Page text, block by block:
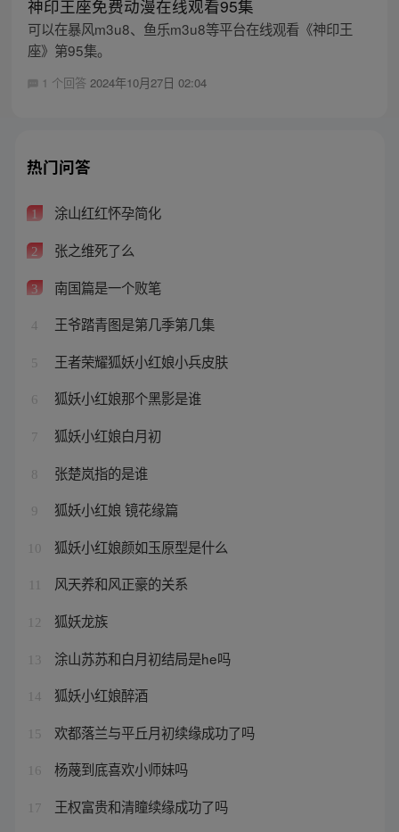
神印王座免费动漫在线观看95集
可以在暴风m3u8、鱼乐m3u8等平台在线观看《神印王
座》第95集。
1 个回答 2024年10月27日 02:04
热门问答
1 涂山红红怀孕简化
2 张之维死了么
3 南国篇是一个败笔
4 王爷踏青图是第几季第几集
5 王者荣耀狐妖小红娘小兵皮肤
6 狐妖小红娘那个黑影是谁
7 狐妖小红娘白月初
8 张楚岚指的是谁
9 狐妖小红娘 镜花缘篇
10 狐妖小红娘颜如玉原型是什么
风天养和风正豪的关系
12 狐妖龙族
13 涂山苏苏和白月初结局是he吗
14 狐妖小红娘醉酒
15 欢都落兰与平丘月初续缘成功了吗
16 杨蔑到底喜欢小师妹吗
17 王权富贵和清瞳续缘成功了吗